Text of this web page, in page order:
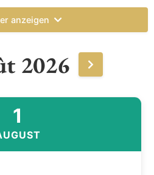
anzeigen
2026
1